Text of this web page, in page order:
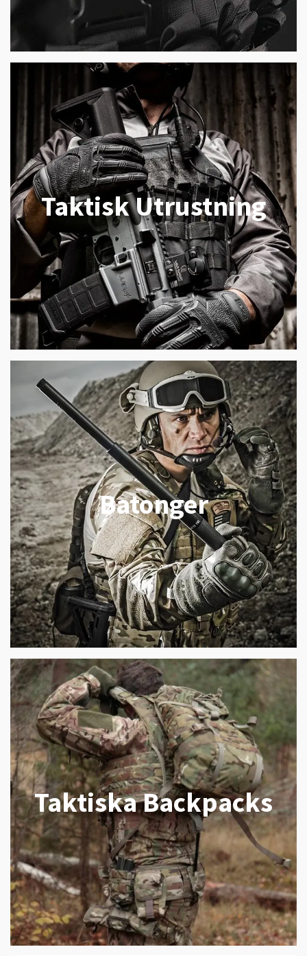
Taktisk Utrustning
Batonger
Taktiska Backpacks